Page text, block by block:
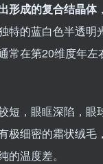
形成的复合结晶体
特的蓝白色半透明
常在第20维度年左
短，眼眶深陷，眼
极细密的霜状绒毛
温度差。